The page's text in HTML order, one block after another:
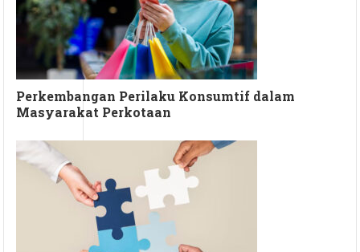
Perkembangan Perilaku Konsumtif dalam
Masyarakat Perkotaan